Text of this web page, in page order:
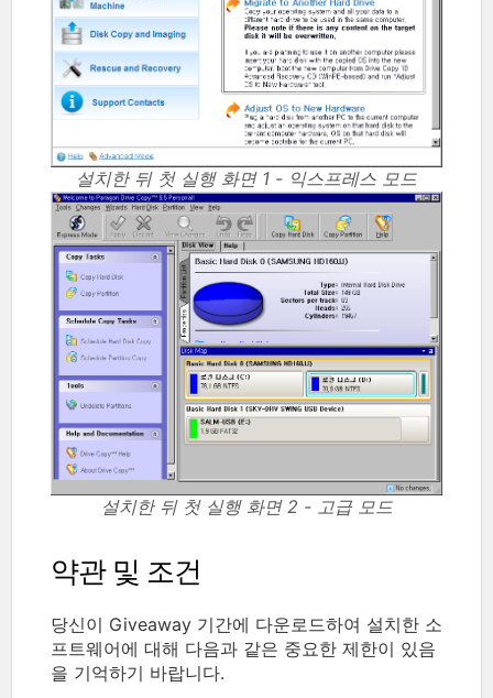
설치한 뒤 첫 실행 화면 1 - 익스프레스 모드
설치한 뒤 첫 실행 화면 2 - 고급 모드
약관 및 조건
당신이 Giveaway 기간에 다운로드하여 설치한 소
프트웨어에 대해 다음과 같은 중요한 제한이 있음
을 기억하기 바랍니다.